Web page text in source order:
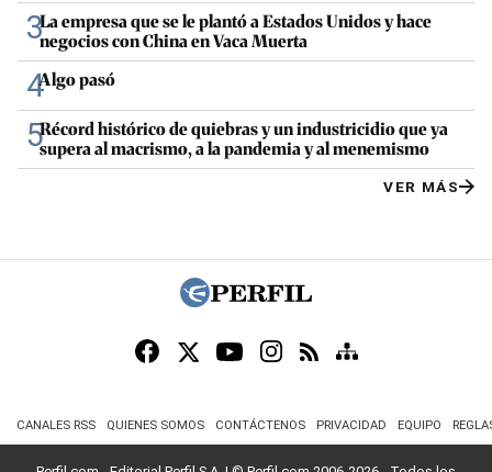
3La empresa que se le plantó a Estados Unidos y hace
negocios con China en Vaca Muerta
4Algo pasó
5Récord histórico de quiebras y un industricidio que ya
supera al macrismo, a la pandemia y al menemismo
VER MÁS
CANALES RSS QUIENES SOMOS CONTÁCTENOS PRIVACIDAD EQUIPO